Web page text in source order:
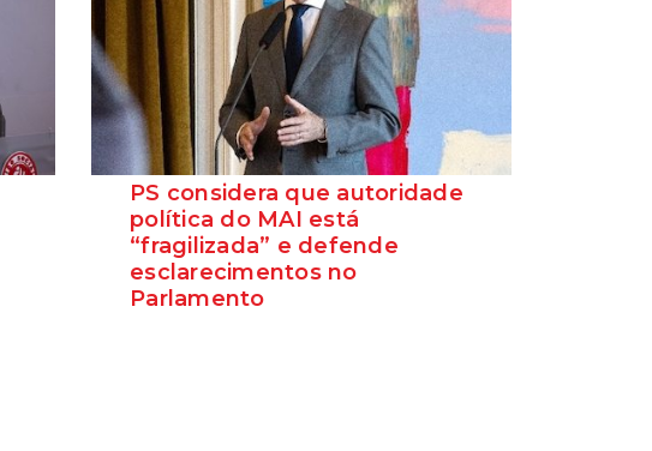
PS considera que autoridade
política do MAI está
“fragilizada” e defende
esclarecimentos no
Parlamento